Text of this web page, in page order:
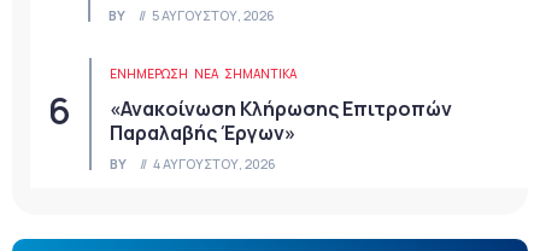
BY 5 ΑΥΓΟΎΣΤΟΥ, 2026
ΕΝΗΜΕΡΩΣΗ ΝΈΑ ΣΗΜΑΝΤΙΚΆ
«Ανακοίνωση Κλήρωσης Επιτροπών
Παραλαβής Έργων»
BY 4 ΑΥΓΟΎΣΤΟΥ, 2026